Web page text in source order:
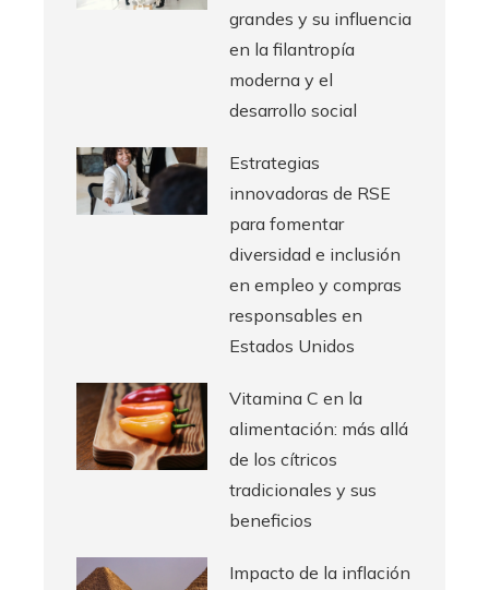
grandes y su influencia
en la filantropía
moderna y el
desarrollo social
Estrategias
innovadoras de RSE
para fomentar
diversidad e inclusión
en empleo y compras
responsables en
Estados Unidos
Vitamina C en la
alimentación: más allá
de los cítricos
tradicionales y sus
beneficios
Impacto de la inflación